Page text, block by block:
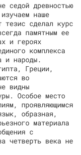
седой древностью
наше
тезис сделал курс
памятным ее
и героях
комплекса
и народы.
Греции,
во
видны
Особое место
проявляющимся
образная,
материала
с
четверть века не